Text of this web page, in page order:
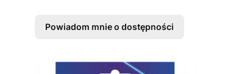
Powiadom mnie o dostępności